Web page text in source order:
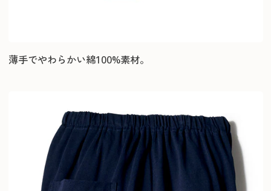
薄手でやわらかい綿100%素材。